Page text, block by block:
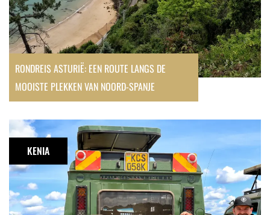
Noord-
Spanje
RONDREIS ASTURIË: EEN ROUTE LANGS DE
MOOISTE PLEKKEN VAN NOORD-SPANJE
Reisroute
Kenia
in
weken:
KENIA